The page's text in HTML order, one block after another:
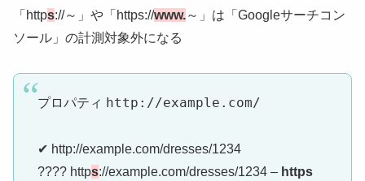
「https://～」や「https://www.～」は「Googleサーチコン
ソール」の計測対象外になる
プロパティ http://example.com/
✔ http://example.com/dresses/1234
???? https://example.com/dresses/1234 – https